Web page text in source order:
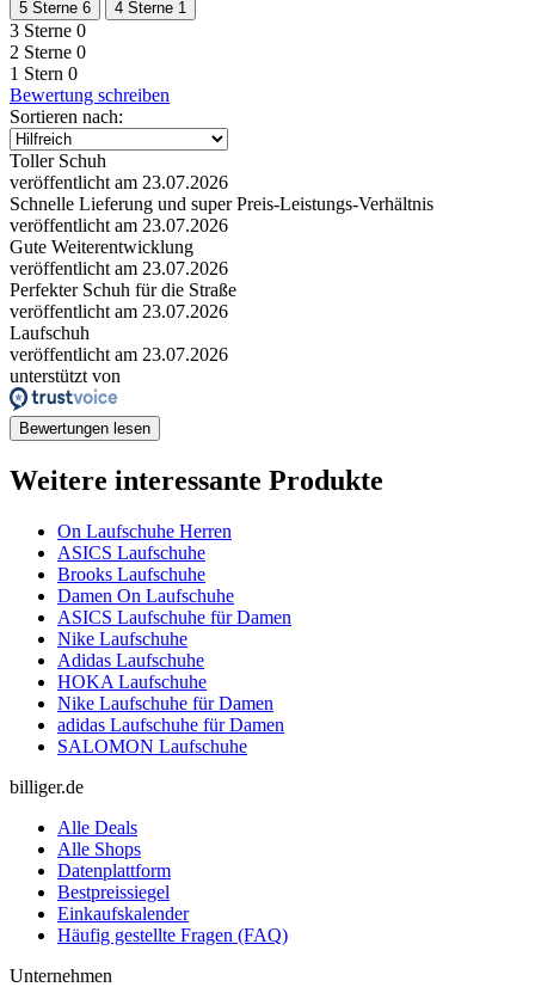
5 Sterne 6 4 Sterne 1
3 Sterne 0
2 Sterne 0
1 Stern 0
Bewertung schreiben
Sortieren nach:
Toller Schuh
veröffentlicht am 23.07.2026
Schnelle Lieferung und super Preis-Leistungs-Verhältnis
veröffentlicht am 23.07.2026
Gute Weiterentwicklung
veröffentlicht am 23.07.2026
Perfekter Schuh für die Straße
veröffentlicht am 23.07.2026
Laufschuh
veröffentlicht am 23.07.2026
unterstützt von
Bewertungen lesen
Weitere interessante Produkte
On Laufschuhe Herren
ASICS Laufschuhe
Brooks Laufschuhe
Damen On Laufschuhe
ASICS Laufschuhe für Damen
Nike Laufschuhe
Adidas Laufschuhe
HOKA Laufschuhe
Nike Laufschuhe für Damen
adidas Laufschuhe für Damen
SALOMON Laufschuhe
billiger.de
Alle Deals
Alle Shops
Datenplattform
Bestpreissiegel
Einkaufskalender
Häufig gestellte Fragen (FAQ)
Unternehmen